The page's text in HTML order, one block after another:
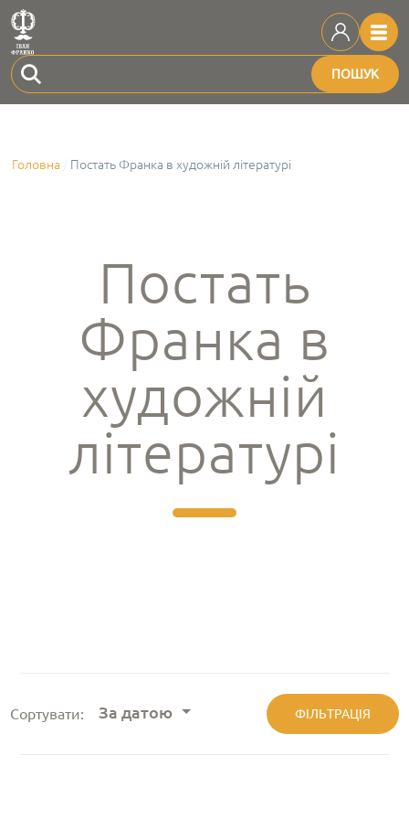
ПОШУК
Головна Постать Франка в художній літературі
Постать
Франка в
художній
літературі
Сортувати: За датою ФІЛЬТРАЦІЯ